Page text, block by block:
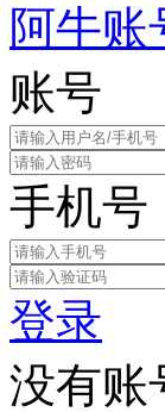
阿牛账
账号
手机号
登录
没有账